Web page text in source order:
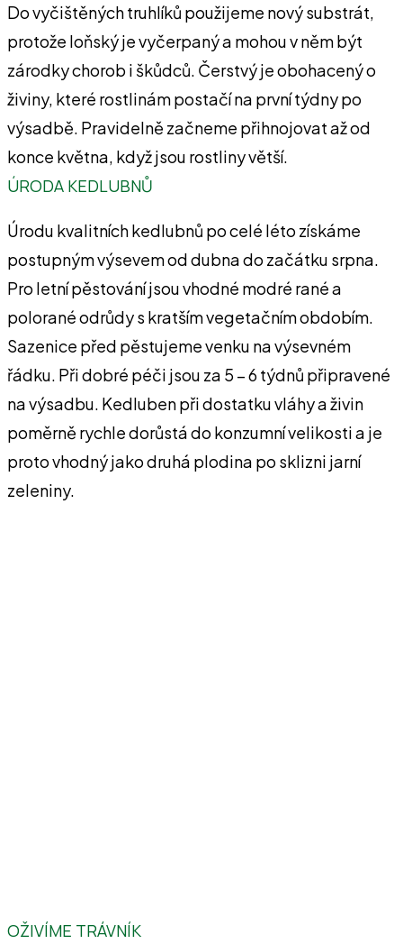
Do vyčištěných truhlíků použijeme nový substrát,
protože loňský je vyčerpaný a mohou v něm být
zárodky chorob i škůdců. Čerstvý je obohacený o
živiny, které rostlinám postačí na první týdny po
výsadbě. Pravidelně začneme přihnojovat až od
konce května, když jsou rostliny větší.
ÚRODA KEDLUBNŮ
Úrodu kvalitních kedlubnů po celé léto získáme
postupným výsevem od dubna do začátku srpna.
Pro letní pěstování jsou vhodné modré rané a
polorané odrůdy s kratším vegetačním obdobím.
Sazenice před pěstujeme venku na výsevném
řádku. Při dobré péči jsou za 5 – 6 týdnů připravené
na výsadbu. Kedluben při dostatku vláhy a živin
poměrně rychle dorůstá do konzumní velikosti a je
proto vhodný jako druhá plodina po sklizni jarní
zeleniny.
OŽIVÍME TRÁVNÍK